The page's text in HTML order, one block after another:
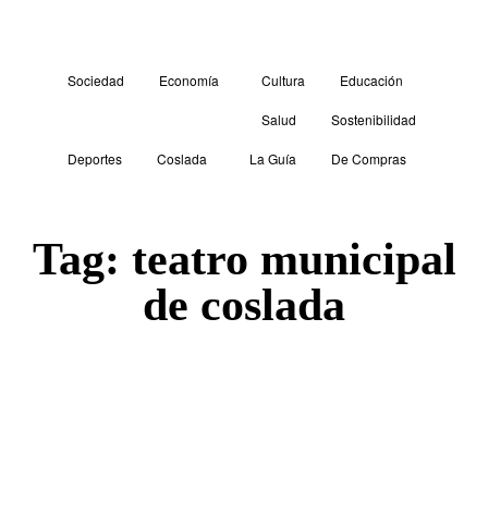
Sociedad Economía Cultura Educación
Salud Sostenibilidad
Deportes Coslada La Guía De Compras
Tag: teatro municipal
de coslada